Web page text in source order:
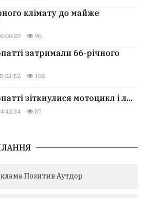
клімату до майже
96
затримали 66-річного
102
зіткнулися мотоцикл і л...
87
Позитив Аутдор